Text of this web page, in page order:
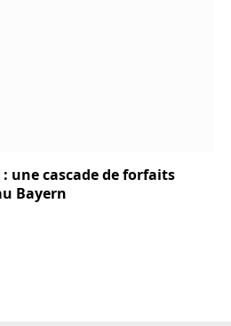
: une cascade de forfaits
Bayern